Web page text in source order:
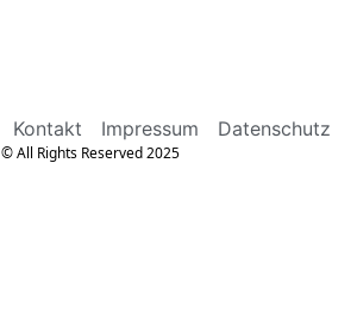
Kontakt Impressum Datenschutz
© All Rights Reserved 2025